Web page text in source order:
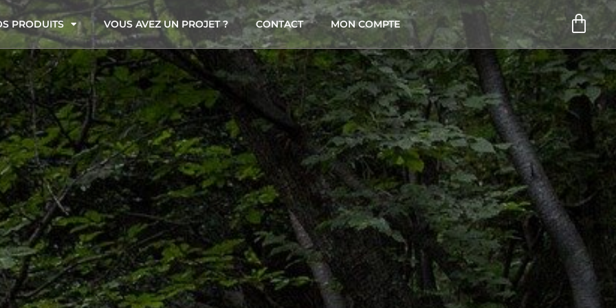
PRODUITS VOUS AVEZ UN PROJET ? CONTACT MON COMPTE